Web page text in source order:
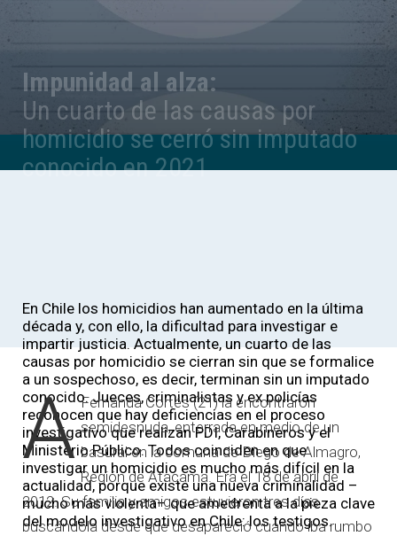
Impunidad al alza:
Un cuarto de las causas por
homicidio se cerró sin imputado
conocido en 2021
En Chile los homicidios han aumentado en la última
década y, con ello, la dificultad para investigar e
impartir justicia. Actualmente, un cuarto de las
causas por homicidio se cierran sin que se formalice
a un sospechoso, es decir, terminan sin un imputado
conocido. Jueces, criminalistas y ex policías
reconocen que hay deficiencias en el proceso
investigativo que realizan PDI, Carabineros y el
Ministerio Público. Todos coinciden en que
investigar un homicidio es mucho más difícil en la
actualidad, porque existe una nueva criminalidad –
mucho más violenta– que amedrenta a la pieza clave
del modelo investigativo en Chile: los testigos.
A Fernanda Cortés (21) la encontraron
semidesnuda, enterrada en medio de un
basural en la comuna de Diego de Almagro,
Región de Atacama. Era el 18 de abril de
2012. Su familia y amigos estuvieron tres días
buscándola desde que desapareció cuando iba rumbo